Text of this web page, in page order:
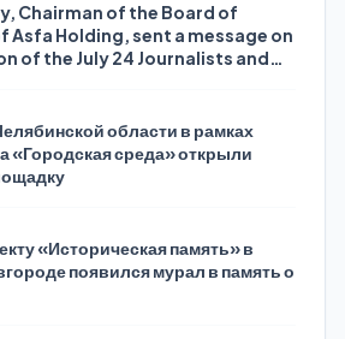
Chairman of the Board of
Asfa Holding, sent a message on
of the July 24 Journalists and
области в рамках
«Городская среда» открыли
«Историческая память» в
появился мурал в память о